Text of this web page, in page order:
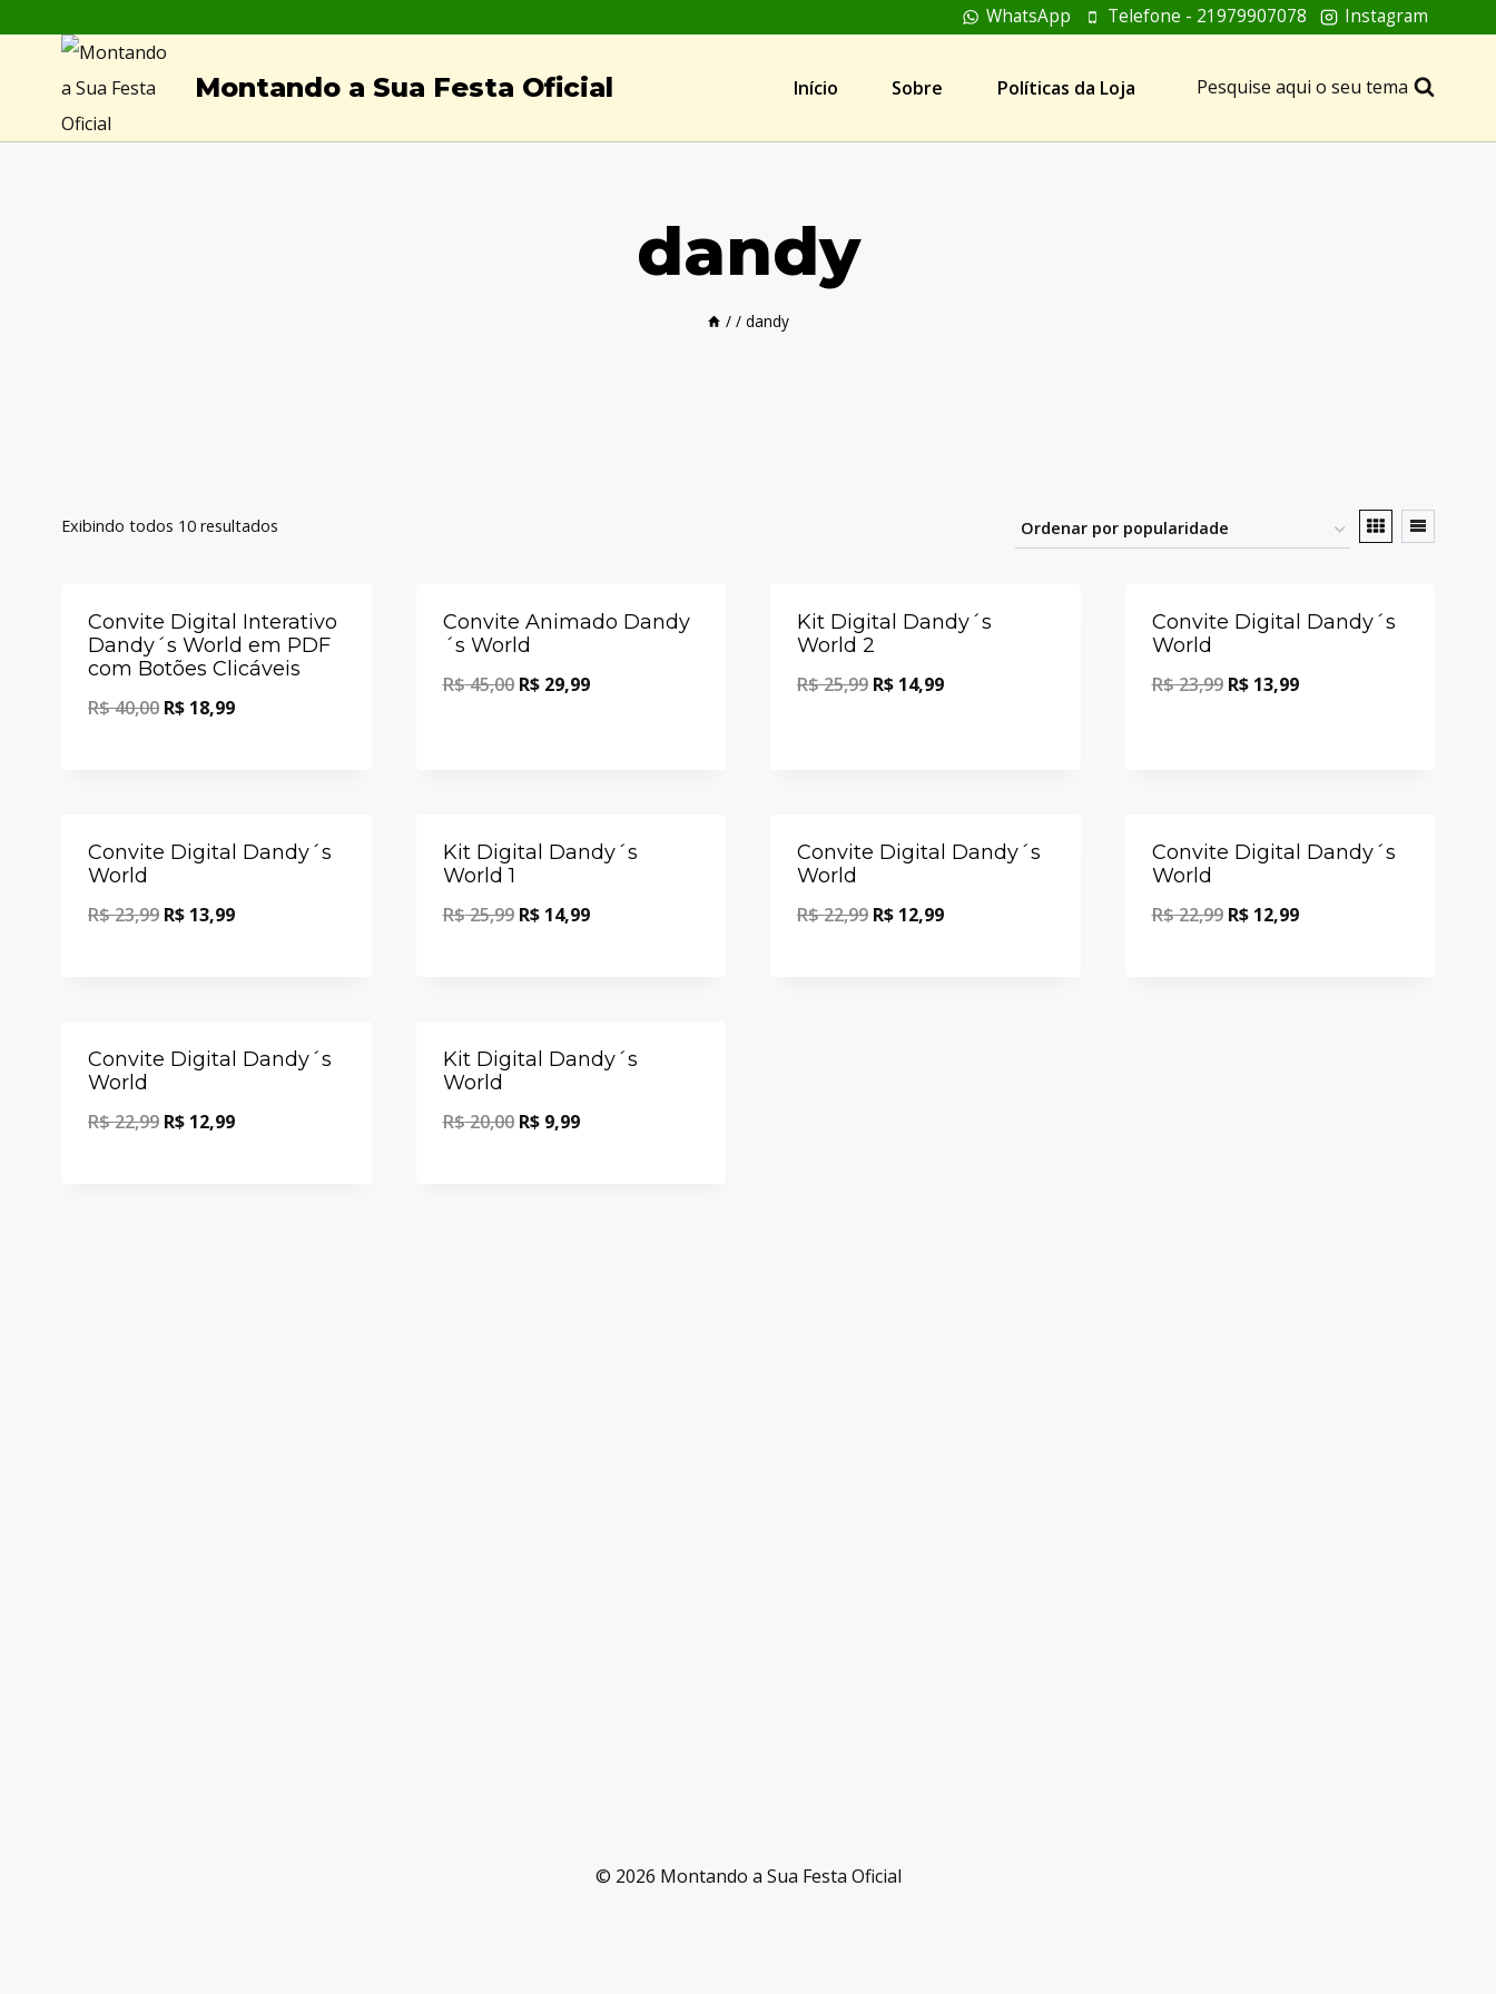
content
WhatsApp Telefone - 21979907078 Instagram
Montando a Sua Festa Oficial Início Sobre Políticas da Loja Pesquise aqui o seu tema
dandy
/ / dandy
Exibindo todos 10 resultados
Convite Digital Interativo
Dandy´s World em PDF
com Botões Clicáveis
R$40,00 R$ 18,99
Convite Animado Dandy
´s World
R$45,00 R$29,99
Kit Digital Dandy´s
World 2
R$25,99 R$ 14,99
Convite Digital Dandy´s
World
R$23,99 R$13,99
Convite Digital Dandy´s
World
R$23,99 R$ 13,99
Kit Digital Dandy´s
World 1
R$25,99 R$14,99
Convite Digital Dandy´s
World
R$22,99 R$ 12,99
Convite Digital Dandy´s
World
R$22,99 R$12,99
Convite Digital Dandy´s
World
R$22,99 R$ 12,99
Kit Digital Dandy´s
World
R$20,00 R$9,99
© 2026 Montando a Sua Festa Oficial